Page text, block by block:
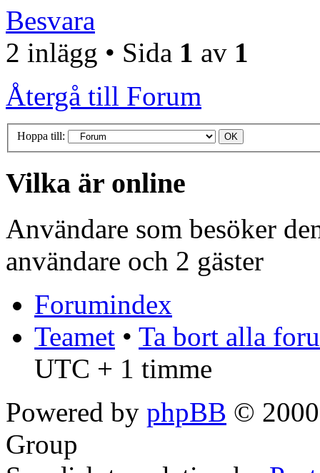
Besvara
2 inlägg • Sida 1 av 1
Återgå till Forum
Hoppa till:
Vilka är online
Användare som besöker
användare och 2 gäster
Forumindex
Teamet • Ta bort alla
UTC + 1 timme
Powered by phpBB ©
Group